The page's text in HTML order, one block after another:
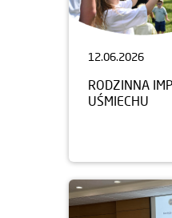
12.06.2026
RODZINNA
UŚMIECHU